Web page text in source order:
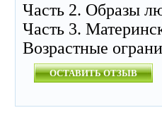
Часть 2. Образы
Часть 3.
Возрастные
ОСТАВИТЬ ОТЗЫВ